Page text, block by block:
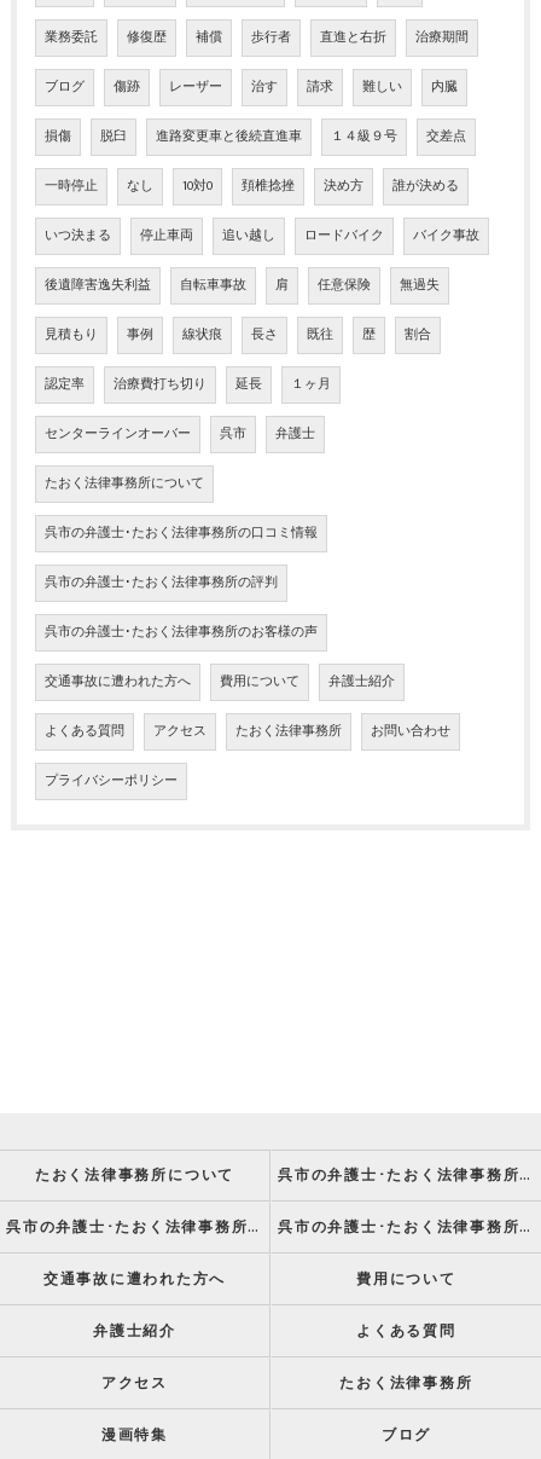
業務委託 修復歴 補償 歩行者 直進と右折 治療期間
ブログ 傷跡 レーザー 治す 請求 難しい 内臓
損傷 脱臼 進路変更車と後続直進車 １４級９号 交差点
一時停止 なし 10対0 頚椎捻挫 決め方 誰が決める
いつ決まる 停止車両 追い越し ロードバイク バイク事故
後遺障害逸失利益 自転車事故 肩 任意保険 無過失
見積もり 事例 線状痕 長さ 既往 歴 割合
認定率 治療費打ち切り 延長 １ヶ月
センターラインオーバー 呉市 弁護士
たおく法律事務所について
呉市の弁護士･たおく法律事務所の口コミ情報
呉市の弁護士･たおく法律事務所の評判
呉市の弁護士･たおく法律事務所のお客様の声
交通事故に遭われた方へ 費用について 弁護士紹介
よくある質問 アクセス たおく法律事務所 お問い合わせ
プライバシーポリシー
たおく法律事務所について 呉市の弁護士･たおく法律事務所の強み
呉市の弁護士･たおく法律事務所の特徴 呉市の弁護士･たおく法律事務所の方針
交通事故に遭われた方へ 費用について
弁護士紹介 よくある質問
アクセス たおく法律事務所
漫画特集 ブログ